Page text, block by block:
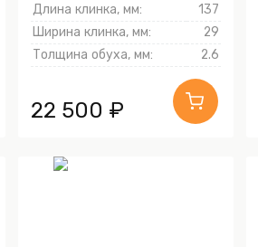
Длина клинка, мм:
137
Ширина клинка, мм:
29
Толщина обуха, мм:
2.6
22 500 ₽